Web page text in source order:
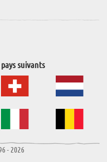
suivants
- 2026